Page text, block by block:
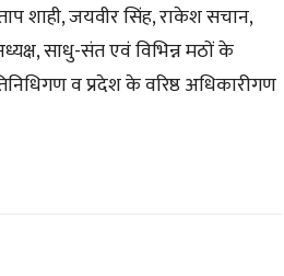
शाही, जयवीर सिंह, राकेश सचान,
साधु-संत एवं विभिन्न मठों के
व प्रदेश के वरिष्ठ अधिकारीगण